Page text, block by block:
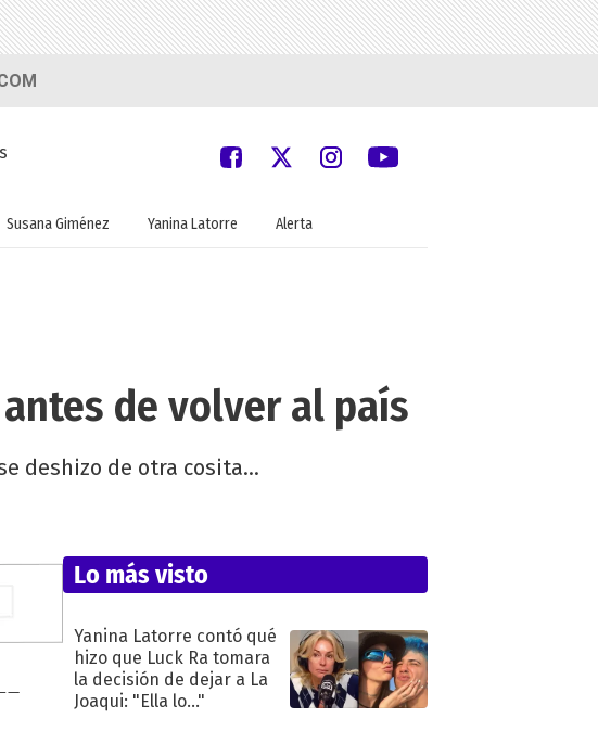
Susana Giménez Yanina Latorre Alerta
de volver al país
deshizo de otra cosita...
Lo más visto
Yanina Latorre contó qué
hizo que Luck Ra tomara
la decisión de dejar a La
Joaqui: "Ella lo..."